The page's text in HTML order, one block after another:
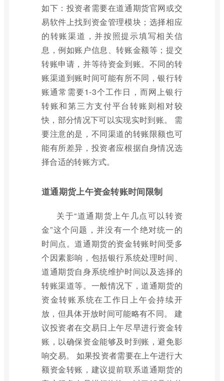
如下：投资者需要在道通期货官网或交
易软件上找到资金管理模块；选择相应
的转账渠道，并按照提示填写相关信
息，例如账户信息、转账金额等；提交
转账申请，并等待资金到账。不同的转
账渠道到账时间可能有所不同，银行转
账通常需要1-3个工作日，而网上银行
转账和第三方支付平台转账则相对较
快，部分情况下可以实现实时到账。 需
要注意的是，不同渠道的转账限额也可
能有所差异，投资者应根据自身情况选
择合适的转账方式。
道通期货上午资金转账时间限制
关于“道通期货上午几点可以转资
金”这个问题，并没有一个绝对统一的
时间点。道通期货的资金转账时间受多
个因素影响，包括银行系统处理时间、
道通期货自身系统维护时间以及选择的
转账渠道等。一般情况下，道通期货的
资金转账系统在工作日上午会持续开
放，但具体开放时间可能略有不同。 建
议投资者在交易日上午尽早进行资金转
账，以确保资金能够及时到账，避免影
响交易。 如果投资者需要在上午进行大
额资金转账，建议提前联系道通期货的